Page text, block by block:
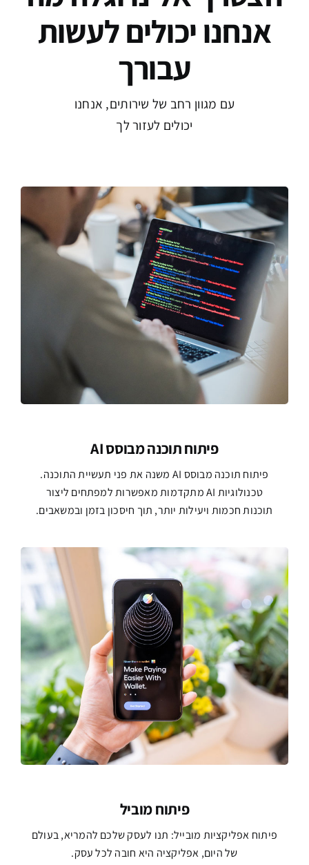
אנחנו יכולים לעשות
עבורך
עם מגוון רחב של שירותים, אנחנו
יכולים לעזור לך
פיתוח תוכנה מבוסס AI
פיתוח תוכנה מבוסס AI משנה את פני תעשיית התוכנה.
טכנולוגיות AI מתקדמות מאפשרות למפתחים ליצור
תוכנות חכמות ויעילות יותר, תוך חיסכון בזמן ובמשאבים.
פיתוח מוביל
פיתוח אפליקציות מובייל: תנו לעסק שלכם להמריא, בעולם
של היום, אפליקציה היא חובה לכל עסק.